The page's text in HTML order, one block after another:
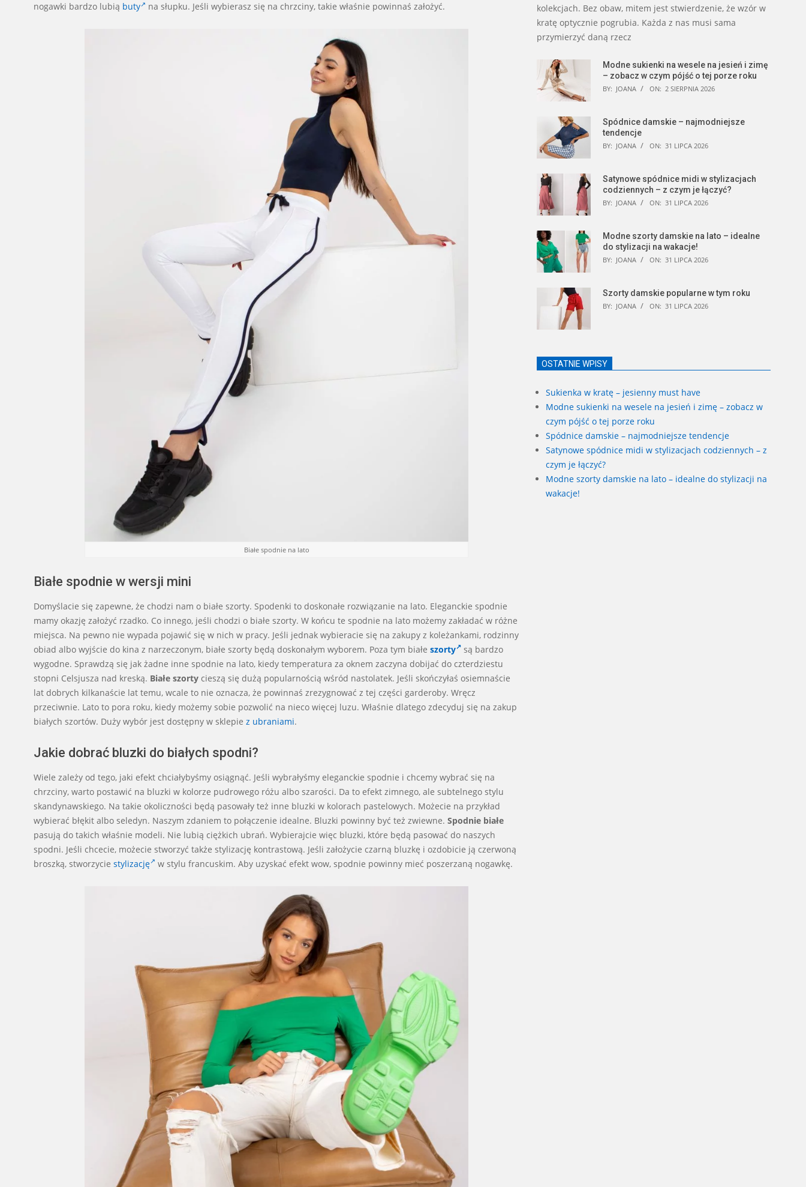
nogawki bardzo lubią buty na słupku. Jeśli wybierasz się na chrzciny, takie właśnie powinnaś założyć.
Białe spodnie na lato
Białe spodnie w wersji mini
Domyślacie się zapewne, że chodzi nam o białe szorty. Spodenki to doskonałe rozwiązanie na lato. Eleganckie spodnie
mamy okazję założyć rzadko. Co innego, jeśli chodzi o białe szorty. W końcu te spodnie na lato możemy zakładać w różne
miejsca. Na pewno nie wypada pojawić się w nich w pracy. Jeśli jednak wybieracie się na zakupy z koleżankami, rodzinny
obiad albo wyjście do kina z narzeczonym, białe szorty będą doskonałym wyborem. Poza tym białe szorty
są bardzo
wygodne. Sprawdzą się jak żadne inne spodnie na lato, kiedy temperatura za oknem zaczyna dobijać do czterdziestu
stopni Celsjusza nad kreską. Białe szorty cieszą się dużą popularnością wśród nastolatek. Jeśli skończyłaś osiemnaście
lat dobrych kilkanaście lat temu, wcale to nie oznacza, że powinnaś zrezygnować z tej części garderoby. Wręcz
przeciwnie. Lato to pora roku, kiedy możemy sobie pozwolić na nieco więcej luzu. Właśnie dlatego zdecyduj się na zakup
białych szortów. Duży wybór jest dostępny w sklepie z ubraniami.
Jakie dobrać bluzki do białych spodni?
Wiele zależy od tego, jaki efekt chciałybyśmy osiągnąć. Jeśli wybrałyśmy eleganckie spodnie i chcemy wybrać się na
chrzciny, warto postawić na bluzki w kolorze pudrowego różu albo szarości. Da to efekt zimnego, ale subtelnego stylu
skandynawskiego. Na takie okoliczności będą pasowały też inne bluzki w kolorach pastelowych. Możecie na przykład
wybierać błękit albo seledyn. Naszym zdaniem to połączenie idealne. Bluzki powinny być też zwiewne. Spodnie białe
pasują do takich właśnie modeli. Nie lubią ciężkich ubrań. Wybierajcie więc bluzki, które będą pasować do naszych
spodni. Jeśli chcecie, możecie stworzyć także stylizację kontrastową. Jeśli założycie czarną bluzkę i ozdobicie ją czerwoną
broszką, stworzycie stylizację w stylu francuskim. Aby uzyskać efekt wow, spodnie powinny mieć poszerzaną nogawkę.
kolekcjach. Bez obaw, mitem jest stwierdzenie, że wzór w
kratę optycznie pogrubia. Każda z nas musi sama
przymierzyć daną rzecz
Modne sukienki na wesele na jesień i zimę
– zobacz w czym pójść o tej porze roku
BY: JOANA ON: 2 SIERPNIA 2026
Spódnice damskie – najmodniejsze
tendencje
BY: JOANA ON: 31 LIPCA 2026
Satynowe spódnice midi w stylizacjach
codziennych – z czym je łączyć?
BY: JOANA ON: 31 LIPCA 2026
Modne szorty damskie na lato – idealne
do stylizacji na wakacje!
BY: JOANA ON: 31 LIPCA 2026
Szorty damskie popularne w tym roku
BY: JOANA ON: 31 LIPCA 2026
OSTATNIE WPISY
Sukienka w kratę – jesienny must have
Modne sukienki na wesele na jesień i zimę – zobacz w
czym pójść o tej porze roku
Spódnice damskie – najmodniejsze tendencje
Satynowe spódnice midi w stylizacjach codziennych – z
czym je łączyć?
Modne szorty damskie na lato – idealne do stylizacji na
wakacje!